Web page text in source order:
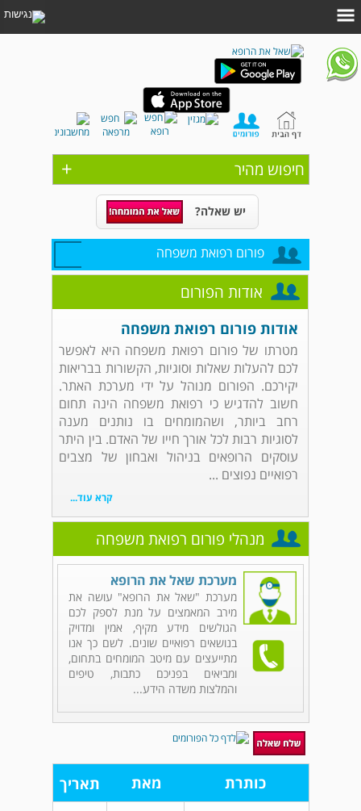
+ חיפוש מהיר
יש שאלה?
פורום רפואת משפחה
אודות הפורום
אודות פורום רפואת משפחה
מטרתו של פורום רפואת משפחה היא לאפשר
לכם להעלות שאלות וסוגיות, הקשורות בבריאות
יקירכם. הפורום מנוהל על ידי מערכת האתר.
חשוב להדגיש כי רפואת משפחה הינה תחום
רחב ביותר, ושהמומחים בו נותנים מענה
לסוגיות רבות לכל אורך חייו של האדם. בין היתר
עוסקים הרופאים בניהול ואבחון של מצבים
רפואיים נפוצים ...
קרא עוד...
מנהלי פורום רפואת משפחה
מערכת שאל את הרופא
מערכת "שאל את הרופא" עושה את
מירב המאמצים על מנת לספק לכם
הגולשים מידע מקיף, אמין ומדויק
בנושאים רפואיים שונים. לשם כך אנו
מתייעצים עם מיטב המומחים בתחום,
ומביאים בפניכם כתבות, טיפים
והמלצות משדה הידע...
כותרת מאת תאריך